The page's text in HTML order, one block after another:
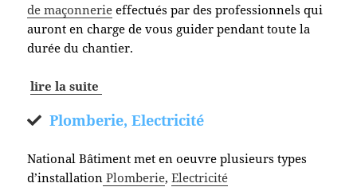
de maçonnerie effectués par des professionnels qui
auront en charge de vous guider pendant toute la
durée du chantier.
lire la suite
Plomberie, Electricité
National Bâtiment met en oeuvre plusieurs types
d’installation Plomberie,Electricité